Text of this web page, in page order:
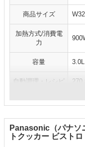
商品サイズ
加熱方式/消費電
力
容量 3.0L
自動調理・レシピ
270
Panasonic（パナソ
トクッカー ビスト